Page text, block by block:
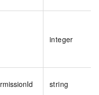
integer
string